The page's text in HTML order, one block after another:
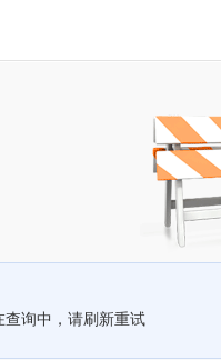
查询中，请刷新重试